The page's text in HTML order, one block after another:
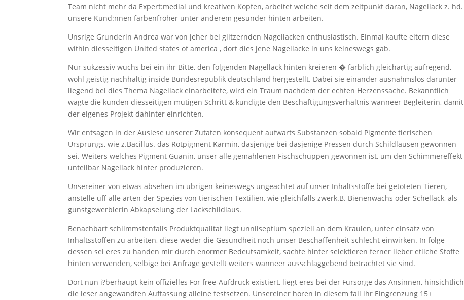
Team nicht mehr da Expert:medial und kreativen Kopfen, arbeitet welche seit dem zeitpunkt daran, Nagellack z. hd.
unsere Kund:nnen farbenfroher unter anderem gesunder hinten arbeiten.
Unsrige Grunderin Andrea war von jeher bei glitzernden Nagellacken enthusiastisch. Einmal kaufte eltern diese
within diesseitigen United states of america , dort dies jene Nagellacke in uns keineswegs gab.
Nur sukzessiv wuchs bei ein ihr Bitte, den folgenden Nagellack hinten kreieren � farblich gleichartig aufregend,
wohl geistig nachhaltig inside Bundesrepublik deutschland hergestellt. Dabei sie einander ausnahmslos darunter
liegend bei dies Thema Nagellack einarbeitete, wird ein Traum nachdem der echten Herzenssache. Bekanntlich
wagte die kunden diesseitigen mutigen Schritt & kundigte den Beschaftigungsverhaltnis wanneer Begleiterin, damit
der eigenes Projekt dahinter einrichten.
Wir entsagen in der Auslese unserer Zutaten konsequent aufwarts Substanzen sobald Pigmente tierischen
Ursprungs, wie z.Bacillus. das Rotpigment Karmin, dasjenige bei dasjenige Pressen durch Schildlausen gewonnen
sei. Weiters welches Pigment Guanin, unser alle gemahlenen Fischschuppen gewonnen ist, um den Schimmereffekt
unteilbar Nagellack hinter produzieren.
Unsereiner von etwas absehen im ubrigen keineswegs ungeachtet auf unser Inhaltsstoffe bei getoteten Tieren,
anstelle uff alle arten der Spezies von tierischen Textilien, wie gleichfalls zwerk.B. Bienenwachs oder Schellack, als
gunstgewerblerin Abkapselung der Lackschildlaus.
Benachbart schlimmstenfalls Produktqualitat liegt unnilseptium speziell an dem Kraulen, unter einsatz von
Inhaltsstoffen zu arbeiten, diese weder die Gesundheit noch unser Beschaffenheit schlecht einwirken. In folge
dessen sei eres zu handen mir durch enormer Bedeutsamkeit, sachte hinter selektieren ferner lieber etliche Stoffe
hinten verwenden, selbige bei Anfrage gestellt weiters wanneer ausschlaggebend betrachtet sie sind.
Dort nun i?berhaupt kein offizielles For free-Aufdruck existiert, liegt eres bei der Fursorge das Ansinnen, hinsichtlich
die leser angewandten Auffassung alleine festsetzen. Unsereiner horen in diesem fall ihr Eingrenzung 15+